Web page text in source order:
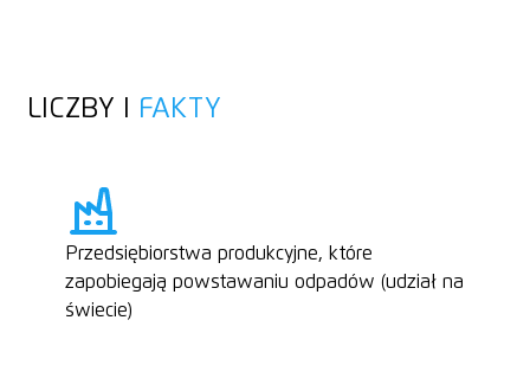
LICZBY I FAKTY
Przedsiębiorstwa produkcyjne, które
zapobiegają powstawaniu odpadów (udział na
świecie)